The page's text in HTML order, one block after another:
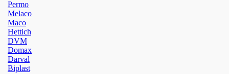
Permo
Melaco
Maco
Hettich
DVM
Domax
Darval
Biplast